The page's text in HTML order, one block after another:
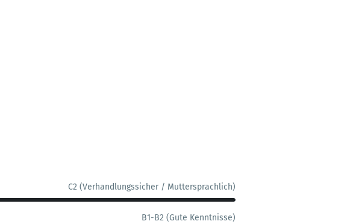
C2 (Verhandlungssicher / Muttersprachlich)
B1-B2 (Gute Kenntnisse)